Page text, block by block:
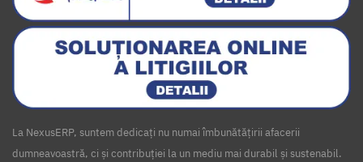
La NexusERP, suntem dedicați nu numai îmbunătățirii afacerii
dumneavoastră, ci și contribuției la un mediu mai durabil și sustenabil.